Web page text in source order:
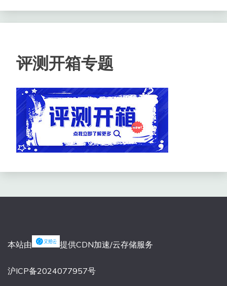
评测开箱专题
本站由 提供CDN加速/云存储服务
沪ICP备2024077957号